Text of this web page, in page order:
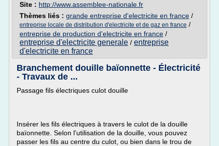
Site : http://www.assemblee-nationale.fr
Thèmes liés : grande entreprise d'electricite en france /
entreprise locale de distribution d'electricite et de gaz en france /
entreprise de production d'electricite en france /
entreprise d'electricite generale / entreprise
d'electricite en france
Branchement douille baïonnette - Électricité
- Travaux de ...
Passage fils électriques culot douille
Insérer les fils électriques à travers le culot de la douille
baïonnette. Selon l'utilisation de la douille, vous pouvez
passer les fils au centre du culot, ou bien dans le trou de